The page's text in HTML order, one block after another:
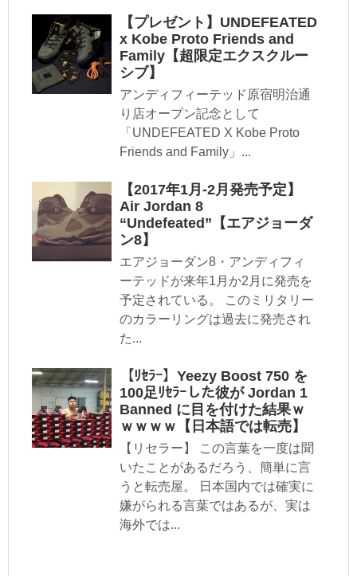
【プレゼント】UNDEFEATED
x Kobe Proto Friends and
Family【超限定エクスクルー
シブ】
アンディフィーテッド原宿明治通
り店オープン記念として
「UNDEFEATED X Kobe Proto
Friends and Family」...
【2017年1月-2月発売予定】
Air Jordan 8
“Undefeated”【エアジョーダ
ン8】
エアジョーダン8・アンディフィ
ーテッドが来年1月か2月に発売を
予定されている。 このミリタリー
のカラーリングは過去に発売され
た...
【ﾘｾﾗｰ】Yeezy Boost 750 を
100足ﾘｾﾗｰした彼が Jordan 1
Banned に目を付けた結果ｗ
ｗｗｗｗ【日本語では転売】
【リセラー】 この言葉を一度は聞
いたことがあるだろう、簡単に言
うと転売屋。 日本国内では確実に
嫌がられる言葉ではあるが、実は
海外では...